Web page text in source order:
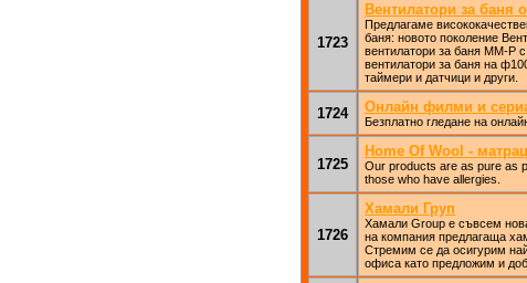
1723
Вентилатори за
Предлагаме
баня: новото поколение
вентилатори за баня ММ-P
вентилатори за баня на
таймери и датчици и други.
1724 Онлайн филми и
Безплатно гледане на
1725
Home Of Wool -
Our products are as pure as
those who have allergies.
1726
Хамали Груп
Хамали Group е съвсем
на компания предлагаща
Стремим се да осигурим
офиса като предложим и